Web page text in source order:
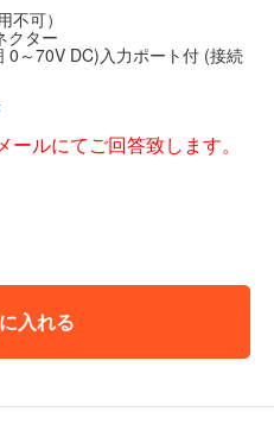
不可）
クター
0～70V DC)入力ポート付 (接続
ルにてご回答致します。
入れる